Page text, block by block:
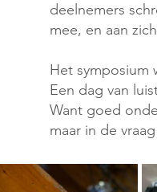
deelnemers
mee, en aan
Het symposium
Een dag van
Want goed
maar in de